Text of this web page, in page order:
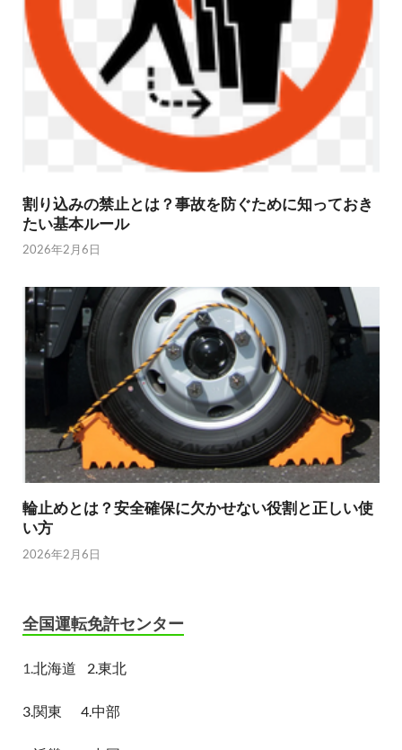
割り込みの禁止とは？事故を防ぐために知っておき
たい基本ルール
2026年2月6日
輪止めとは？安全確保に欠かせない役割と正しい使
い方
2026年2月6日
全国運転免許センター
1. 北海道 2.東北
3.関東 4.中部